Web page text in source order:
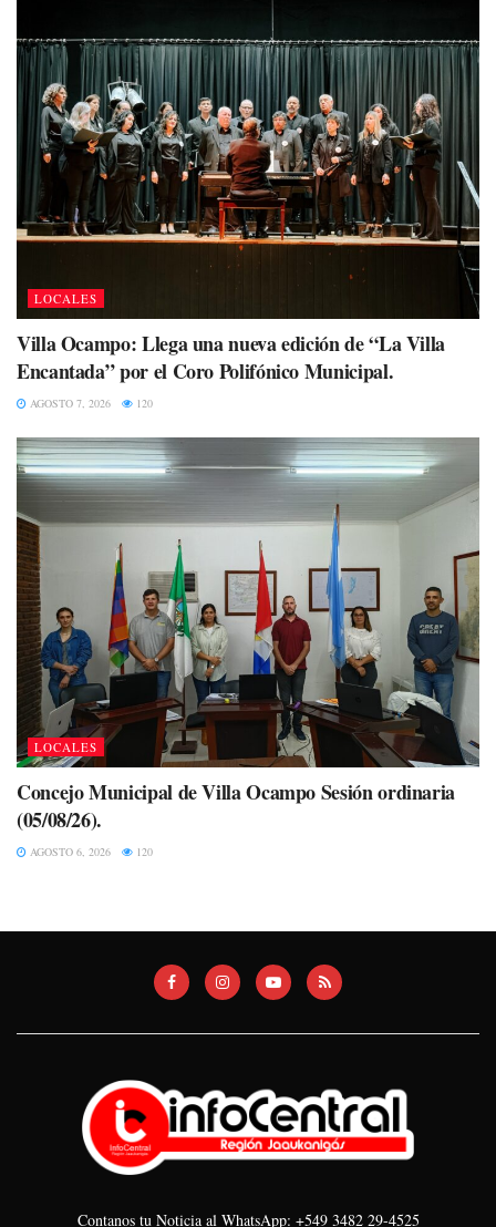
LOCALES
Villa Ocampo: Llega una nueva edición de “La Villa
Encantada” por el Coro Polifónico Municipal.
AGOSTO 7, 2026 120
LOCALES
Concejo Municipal de Villa Ocampo Sesión ordinaria
(05/08/26).
AGOSTO 6, 2026 120
Contanos tu Noticia al WhatsApp: +549 3482 29-4525